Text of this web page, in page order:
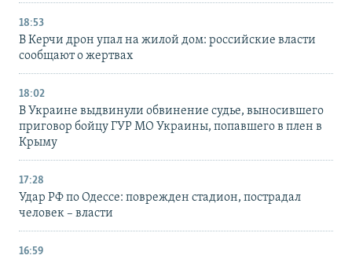
18:53
В Керчи дрон упал на жилой дом: российские власти
сообщают о жертвах
18:02
В Украине выдвинули обвинение судье, выносившего
приговор бойцу ГУР МО Украины, попавшего в плен в
Крыму
17:28
Удар РФ по Одессе: поврежден стадион, пострадал
человек – власти
16:59